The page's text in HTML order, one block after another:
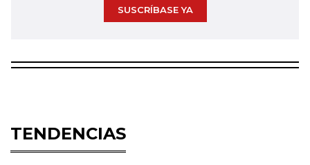
SUSCRÍBASE YA
TENDENCIAS